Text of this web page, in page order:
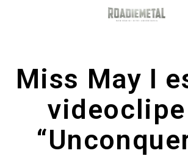
Miss May I